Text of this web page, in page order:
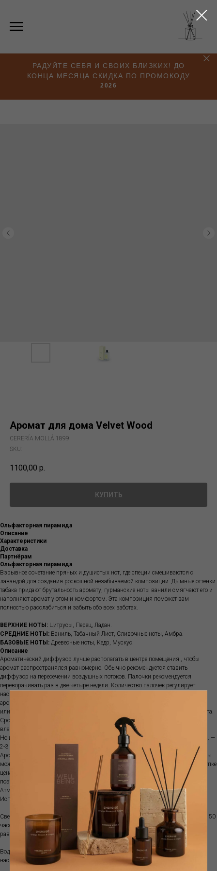
РАДУЙТЕ СЕБЯ И СВОИХ БЛИЗКИХ! ДО
КОНЦА МЕСЯЦА СКИДКА ПО ПРОМОКОДУ
2026
Аромат для дома Velvet Wood
CERERÍA MOLLÁ 1899
SKU:
1100,00 р.
КУПИТЬ
Ольфакторная пирамида
Описание
Характеристики
Доставка
Партнёрам
Ольфакторная пирамида
Взрывное сочетание пряных и душистых нот, где специи смешиваются с
лавандой для создания роскошной незабываемой композиции. Дымные оттенки
табака придают брутальность аромату, гурманские ноты ванили смягчают его и
наполняют аромат уютом и комфортом. Эта композиция поможет вам
полностью расслабиться и забыть обо всех заботах.
ВЕРХНИЕ НОТЫ: Цитрусы, Перец, Ладан.
СРЕДНИЕ НОТЫ: Ваниль, Табачный Лист, Сливочные ноты, Амбра.
БАЗОВЫЕ НОТЫ: Древесные ноты, Кедр, Мускус.
Описание
Ароматический диффузор лучше располагать в центре помещения , чтобы
аромат распространялся равномерно. Обычно рекомендуется ставить
диффузор на пересечении воздушных потоков. Палочки рекомендуется
переворачивать раз в две-четыре недели. Количество палочек регулирует
насыщенность аромата. Палочки нельзя использовать повторно с другими
ароматами. Диффузор не рекомендуются ставить на прямой солнечный свет
или ставить рядом с источниками тепла, так как ускоряется испарение аромата.
Срок ароматизации зависит от характеристик помещения, температуры,
влажности и места размещения диффузора.
Но в среднем объема100 мл хватит примерно на 1-1.5 месяца; объема 250 мл. —
2-3 месяца, а емкости 500 мл. — обычно 3-5 месяцев.
Аромат поставляется с бамбуковыми палочками. Если аромат закончился, вы
можете приобрести рефилл. Это более выгодно, так как при изначальной покупке
цена стеклянной емкости составляет почти половину стоимости диффузора,
поэтому покупка рефилла позволяет экономить.
Атмосферный аромат наполняет пространство особым благоуханием .
Используйте вместе с диффузором для усиления выбранного аромата.
Свеча- ручная работа, сделано в Испании из соевого воска. Время горения до 50
часов. Регулярно подрезайте фитиль до длины в 0,5 см. Давайте воску
равномерно расплавиться на поверхности.
Водорастворимое эфирное масло - 2-3 капли в воду или аромадиффузор - и
наслаждайтесь любимым ароматом.